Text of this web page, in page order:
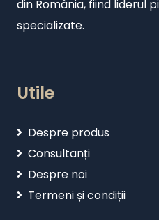
din România, fiind liderul
specializate.
Utile
Despre produs
Consultanți
Despre noi
Termeni și condiții